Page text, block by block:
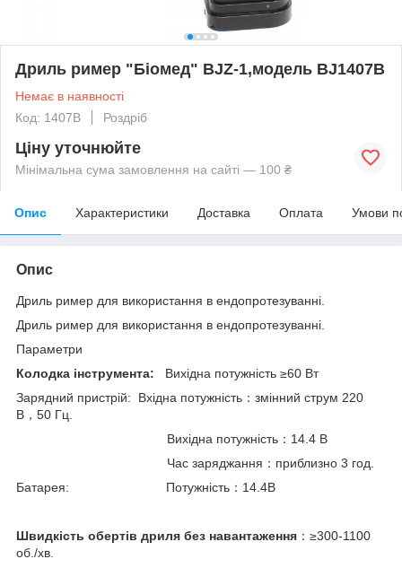
Дриль ример "Біомед" BJZ-1,модель BJ1407В
Немає в наявності
Код: 1407B
Роздріб
Ціну уточнюйте
Мінімальна сума замовлення на сайті — 100 ₴
Опис Характеристики Доставка Оплата Умови
Опис
Дриль ример для використання в ендопротезуванні.
Дриль ример для використання в ендопротезуванні.
Параметри
Колодка інструмента: Вихідна потужність ≥60 Вт
Зарядний пристрій: Вхідна потужність：змінний струм 220
В，50 Гц.
Вихідна потужність：14.4 В
Час заряджання：приблизно 3 год.
Батарея: Потужність：14.4В
Швидкість обертів дриля без навантаження ：≥300-1100
об./хв.